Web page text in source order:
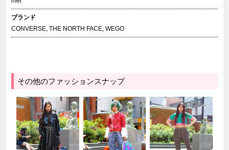
ブランド
CONVERSE, THE NORTH FACE, WEGO
その他のファッションスナップ